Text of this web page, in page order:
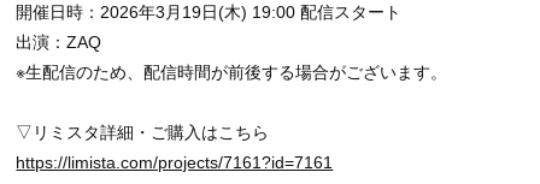
開催日時：2026年3月19日(木) 19:00 配信スタート
出演：ZAQ
※生配信のため、配信時間が前後する場合がございます。
▽リミスタ詳細・ご購入はこちら
https://limista.com/projects/7161?id=7161